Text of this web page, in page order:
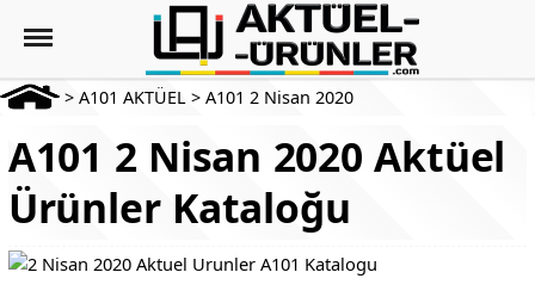
> A101 AKTÜEL > A101 2 Nisan 2020
A101 2 Nisan 2020 Aktüel
Ürünler Kataloğu